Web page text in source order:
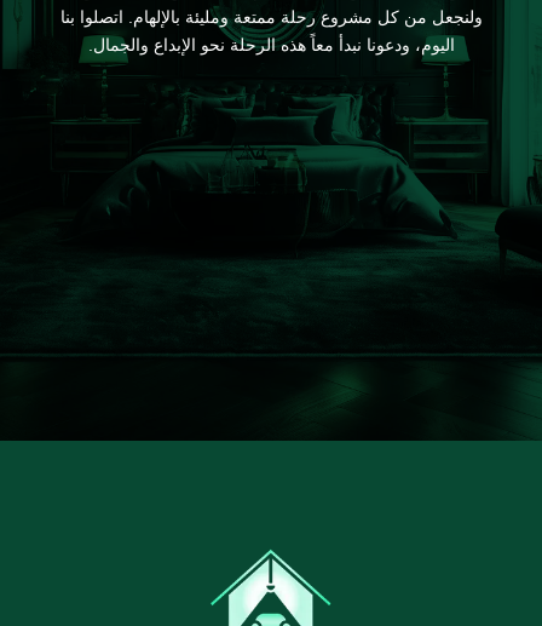
ولنجعل من كل مشروع رحلة ممتعة ومليئة بالإلهام. اتصلوا بنا
اليوم، ودعونا نبدأ معاً هذه الرحلة نحو الإبداع والجمال.